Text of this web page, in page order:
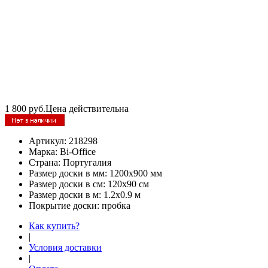
1 800 руб.Цена действительна
Артикул: 218298
Марка: Bi-Office
Страна: Португалия
Размер доски в мм: 1200х900 мм
Размер доски в см: 120х90 см
Размер доски в м: 1.2х0.9 м
Покрытие доски: пробка
Как купить?
|
Условия доставки
|